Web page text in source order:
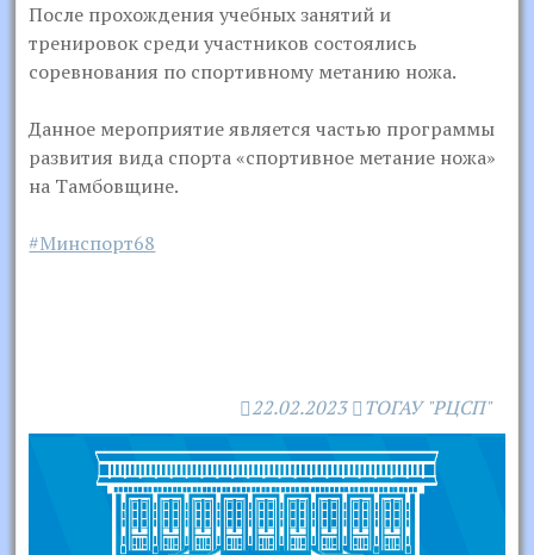
После прохождения учебных занятий и
тренировок среди участников состоялись
соревнования по спортивному метанию ножа.
Данное мероприятие является частью программы
развития вида спорта «спортивное метание ножа»
на Тамбовщине.
#Минспорт68
22.02.2023 ТОГАУ "РЦСП"